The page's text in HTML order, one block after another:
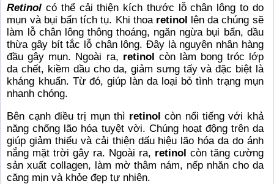
Retinol có thể cải thiện kích thước lỗ chân lông to do
mụn và bụi bẩn tích tụ. Khi thoa retinol lên da chúng sẽ
làm lỗ chân lông thông thoáng, ngăn ngừa bụi bẩn, dầu
thừa gây bít tắc lỗ chân lông. Đây là nguyên nhân hàng
đầu gây mụn. Ngoài ra, retinol còn làm bong tróc lớp
da chết, kiềm dầu cho da, giảm sưng tấy và đặc biệt là
kháng khuẩn. Từ đó, giúp làn da loại bỏ tình trạng mụn
nhanh chóng.
Bên cạnh điều trị mụn thì retinol còn nổi tiếng với khả
năng chống lão hóa tuyệt vời. Chúng hoạt động trên da
giúp giảm thiểu và cải thiện dấu hiệu lão hóa da do ánh
nắng mặt trời gây ra. Ngoài ra, retinol còn tăng cường
sản xuất collagen, làm mờ thâm nám, nếp nhăn cho da
căng mịn và khỏe đẹp tự nhiên.